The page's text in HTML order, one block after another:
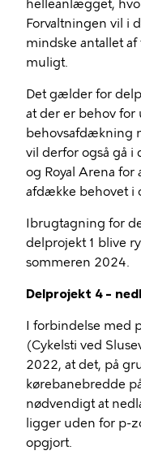
helleanlægget,
Forvaltningen vil i
mindske antallet
muligt.
Det gælder for
at der er behov for
behovsafdækning
vil derfor også gå i
og Royal Arena for
afdække behovet i
Ibrugtagning for
delprojekt 1 blive
sommeren 2024.
Delprojekt 4 –
I forbindelse med
(Cykelsti ved
2022, at det, på
kørebanebredde
nødvendigt at
ligger uden for p-
opgjort.